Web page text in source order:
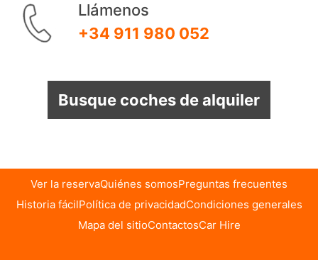
Llámenos
+34 911 980 052
Busque coches de alquiler
Ver la reservaQuiénes somosPreguntas frecuentes
Historia fácilPolítica de privacidadCondiciones generales
Mapa del sitioContactosCar Hire